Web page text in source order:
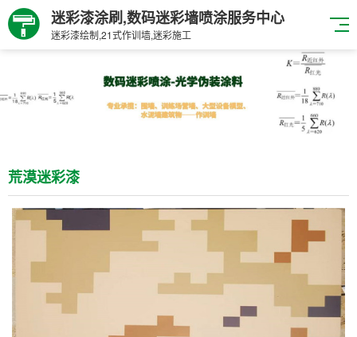
迷彩漆涂刷,数码迷彩墙喷涂服务中心
迷彩漆绘制,21式作训墙,迷彩施工
荒漠迷彩漆